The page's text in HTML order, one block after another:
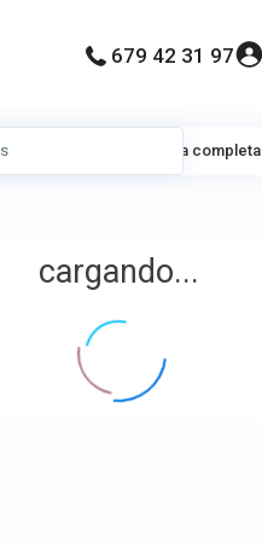
679 42 31 97
cargando...
Ubicación Pantalla completa